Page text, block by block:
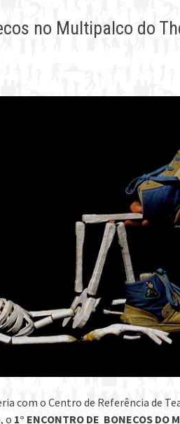
no Multipalco do
com o Centro de Referência de
, o 1° ENCONTRO DE BONECOS DO